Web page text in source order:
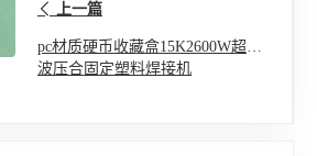
上一篇
pc材质硬币收藏盒15K2600W超声
波压合固定塑料焊接机